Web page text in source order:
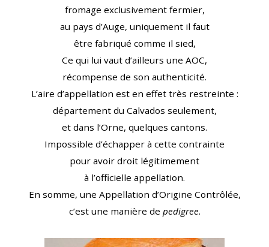
fromage exclusivement fermier,
au pays d’Auge, uniquement il faut
être fabriqué comme il sied,
Ce qui lui vaut d’ailleurs une AOC,
récompense de son authenticité.
L’aire d’appellation est en effet très restreinte :
département du Calvados seulement,
et dans l’Orne, quelques cantons.
Impossible d’échapper à cette contrainte
pour avoir droit légitimement
à l’officielle appellation.
En somme, une Appellation d’Origine Contrôlée,
c’est une manière de pedigree.